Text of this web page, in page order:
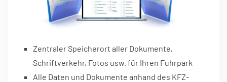
Zentraler Speicherort aller Dokumente,
Schriftverkehr, Fotos usw. für Ihren Fuhrpark
Alle Daten und Dokumente anhand des KFZ-